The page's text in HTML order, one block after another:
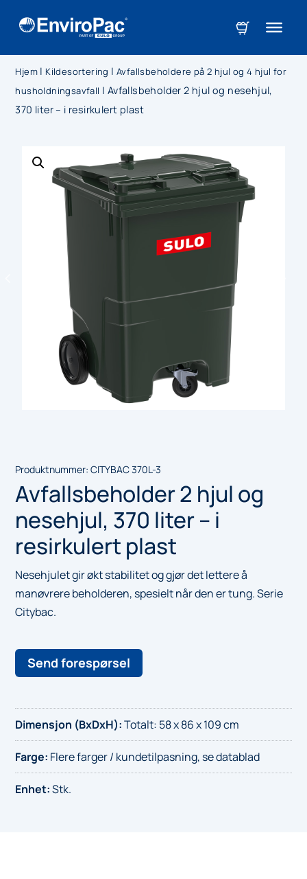
Hjem | Kildesortering |Avfallsbeholdere på 2 hjul og 4 hjul for
husholdningsavfall | Avfallsbeholder 2 hjul og nesehjul,
370 liter – i resirkulert plast
Produktnummer:CITYBAC 370L-3
Avfallsbeholder 2 hjul og
nesehjul, 370 liter – i
resirkulert plast
Nesehjulet gir økt stabilitet og gjør det lettere å
manøvrere beholderen, spesielt når den er tung. Serie
Citybac.
Send forespørsel
Dimensjon (BxDxH):Totalt: 58 x 86 x 109 cm
Farge: Flere farger / kundetilpasning, se datablad
Enhet:Stk.